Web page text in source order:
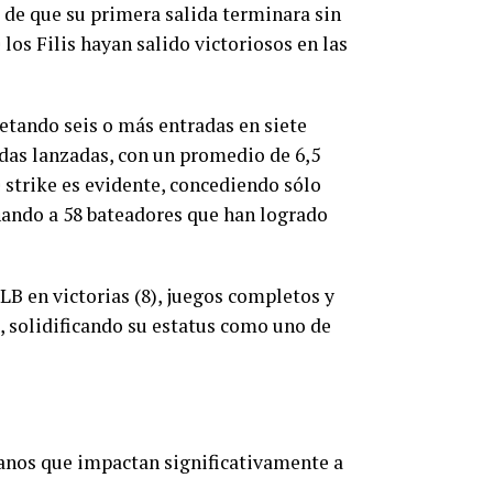
que su primera salida terminara sin
los Filis hayan salido victoriosos en las
seis o más entradas en siete
lanzadas, con un promedio de 6,5
es evidente, concediendo sólo
a 58 bateadores que han logrado
en victorias (8), juegos completos y
solidificando su estatus como uno de
que impactan significativamente a